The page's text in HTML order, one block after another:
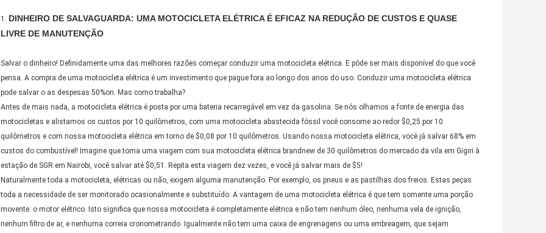
1. DINHEIRO DE SALVAGUARDA: UMA MOTOCICLETA ELÉTRICA É EFICAZ NA REDUÇÃO DE CUSTOS E QUASE
LIVRE DE MANUTENÇÃO
Salvar o dinheiro! Definidamente uma das melhores razões começar conduzir uma motocicleta elétrica. E pôde ser mais disponível do que você
pensa. A compra de uma motocicleta elétrica é um investimento que pague fora ao longo dos anos do uso. Conduzir uma motocicleta elétrica
pode salvar o as despesas 50%on. Mas como trabalha?
Antes de mais nada, a motocicleta elétrica é posta por uma bateria recarregável em vez da gasolina. Se nós olhamos a fonte de energia das
motocicletas e alistamos os custos por 10 quilômetros, com uma motocicleta abastecida fóssil você consome ao redor $0,25 por 10
quilômetros e com nossa motocicleta elétrica em torno de $0,08 por 10 quilômetros. Usando nossa motocicleta elétrica, você já salvar 68% em
custos do combustível! Imagine que toma uma viagem com sua motocicleta elétrica brandnew de 30 quilômetros do mercado da vila em Gigiri à
estação de SGR em Nairobi, você salvar até $0,51. Repita esta viagem dez vezes, e você já salvar mais de $5!
Naturalmente toda a motocicleta, elétricas ou não, exigem alguma manutenção. Por exemplo, os pneus e as pastilhas dos freios. Estas peças
toda a necessidade de ser monitorado ocasionalmente e substituído. A vantagem de uma motocicleta elétrica é que tem somente uma porção
movente: o motor elétrico. Isto significa que nossa motocicleta é completamente elétrica e não tem nenhum óleo, nenhuma vela de ignição,
nenhum filtro de ar, e nenhuma correia cronometrando. Igualmente não tem uma caixa de engrenagens ou uma embreagem, que sejam